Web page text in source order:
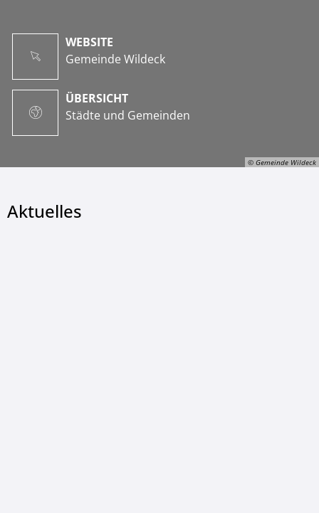
© Gemeinde Wildeck
WEBSITE
Gemeinde Wildeck
ÜBERSICHT
Städte und Gemeinden
Aktuelles